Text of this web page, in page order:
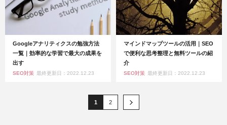
Googleアナリティクスの勉強方法
一覧｜効率的な学習で最大の成果を
出す
SEO対策 最終更新日：2022.12.23
マインドマップツールの活用｜SEO
で便利な思考整理と無料ツールの紹
介
SEO対策 最終更新日：2022.12.23
1 2